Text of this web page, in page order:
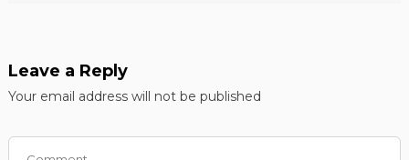
Leave a Reply
Your email address will not be published